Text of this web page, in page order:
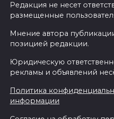
Редакция не несет
размещенные
Мнение автора
позицией редакции.
Юридическую
рекламы и объявлений
Политика
информации